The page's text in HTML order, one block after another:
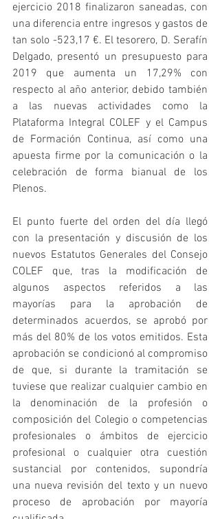
ejercicio 2018 finalizaron saneadas, con
una diferencia entre ingresos y gastos de
tan solo -523,17 €. El tesorero, D. Serafín
Delgado, presentó un presupuesto para
2019 que aumenta un 17,29% con
respecto al año anterior, debido también
a las nuevas actividades como la
Plataforma Integral COLEF y el Campus
de Formación Continua, así como una
apuesta firme por la comunicación o la
celebración de forma bianual de los
Plenos.
El punto fuerte del orden del día llegó
con la presentación y discusión de los
nuevos Estatutos Generales del Consejo
COLEF que, tras la modificación de
algunos aspectos referidos a las
mayorías para la aprobación de
determinados acuerdos, se aprobó por
más del 80% de los votos emitidos. Esta
aprobación se condicionó al compromiso
de que, si durante la tramitación se
tuviese que realizar cualquier cambio en
la denominación de la profesión o
composición del Colegio o competencias
profesionales o ámbitos de ejercicio
profesional o cualquier otra cuestión
sustancial por contenidos, supondría
una nueva revisión del texto y un nuevo
proceso de aprobación por mayoría